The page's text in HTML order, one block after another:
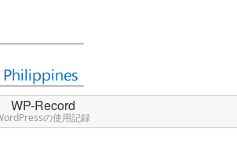
WP-Record
の使用記録